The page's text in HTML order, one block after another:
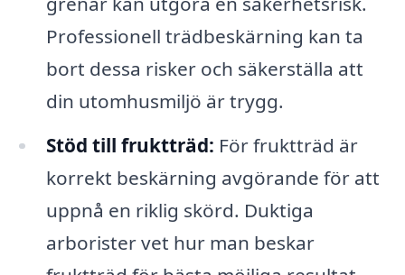
Professionell trädbeskärning kan ta
bort dessa risker och säkerställa att
din utomhusmiljö är trygg.
Stöd till fruktträd: För fruktträd är
korrekt beskärning avgörande för att
uppnå en riklig skörd. Duktiga
arborister vet hur man beskar